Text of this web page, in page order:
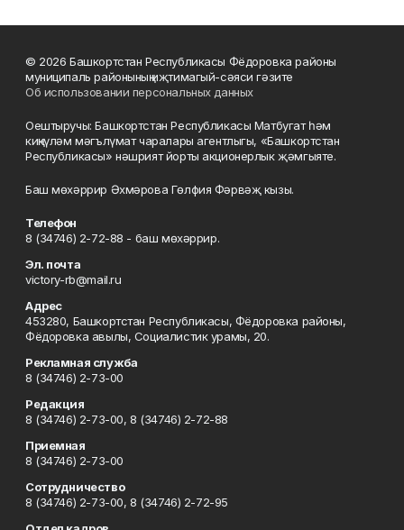
© 2026 Башкортстан Республикасы Фёдоровка районы
муниципаль районының иҗтимагый-сәяси гәзите
Об использовании персональных данных
Оештыручы: Башкортстан Республикасы Матбугат һәм
киңкүләм мәгълүмат чаралары агентлыгы, «Башкортстан
Республикасы» нәшрият йорты акционерлык җәмгыяте.
Баш мөхәррир Әхмәрова Гөлфия Фәрвәҗ кызы.
Телефон
8 (34746) 2-72-88 - баш мөхәррир.
Эл. почта
victory-rb@mail.ru
Адрес
453280, Башкортстан Республикасы, Фёдоровка районы,
Фёдоровка авылы, Социалистик урамы, 20.
Рекламная служба
8 (34746) 2-73-00
Редакция
8 (34746) 2-73-00, 8 (34746) 2-72-88
Приемная
8 (34746) 2-73-00
Сотрудничество
8 (34746) 2-73-00, 8 (34746) 2-72-95